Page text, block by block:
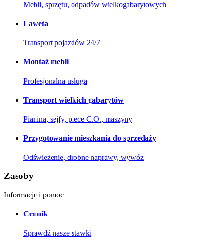
Mebli, sprzętu, odpadów wielkogabarytowych
Laweta
Transport pojazdów 24/7
Montaż mebli
Profesjonalna usługa
Transport wielkich gabarytów
Pianina, sejfy, piece C.O., maszyny
Przygotowanie mieszkania do sprzedaży
Odświeżenie, drobne naprawy, wywóz
Zasoby
Informacje i pomoc
Cennik
Sprawdź nasze stawki